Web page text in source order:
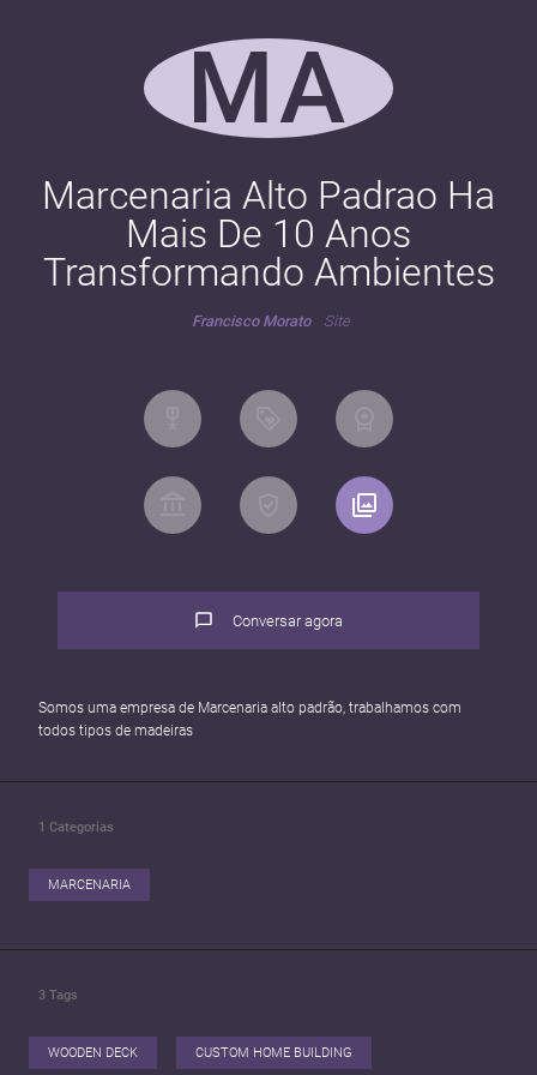
MA
Marcenaria Alto Padrao Ha
Mais De 10 Anos
Transformando Ambientes
Francisco Morato Site
Conversar agora
Somos uma empresa de Marcenaria alto padrão, trabalhamos com
todos tipos de madeiras
1 Categorias
MARCENARIA
3 Tags
WOODEN DECK CUSTOM HOME BUILDING